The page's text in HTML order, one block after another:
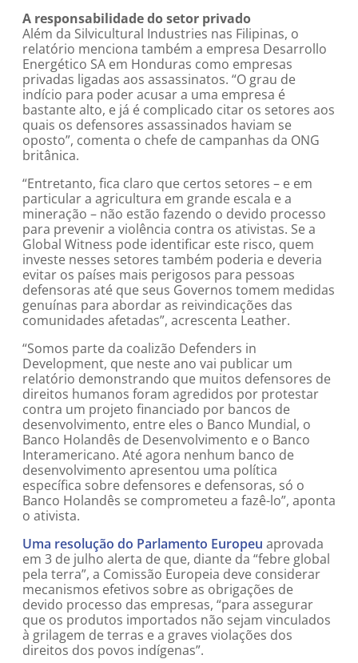
A responsabilidade do setor privado
Além da Silvicultural Industries nas Filipinas, o
relatório menciona também a empresa Desarrollo
Energético SA em Honduras como empresas
privadas ligadas aos assassinatos. “O grau de
indício para poder acusar a uma empresa é
bastante alto, e já é complicado citar os setores aos
quais os defensores assassinados haviam se
oposto”, comenta o chefe de campanhas da ONG
britânica.
“Entretanto, fica claro que certos setores – e em
particular a agricultura em grande escala e a
mineração – não estão fazendo o devido processo
para prevenir a violência contra os ativistas. Se a
Global Witness pode identificar este risco, quem
investe nesses setores também poderia e deveria
evitar os países mais perigosos para pessoas
defensoras até que seus Governos tomem medidas
genuínas para abordar as reivindicações das
comunidades afetadas”, acrescenta Leather.
“Somos parte da coalizão Defenders in
Development, que neste ano vai publicar um
relatório demonstrando que muitos defensores de
direitos humanos foram agredidos por protestar
contra um projeto financiado por bancos de
desenvolvimento, entre eles o Banco Mundial, o
Banco Holandês de Desenvolvimento e o Banco
Interamericano. Até agora nenhum banco de
desenvolvimento apresentou uma política
específica sobre defensores e defensoras, só o
Banco Holandês se comprometeu a fazê-lo”, aponta
o ativista.
Uma resolução do Parlamento Europeu aprovada
em 3 de julho alerta de que, diante da “febre global
pela terra”, a Comissão Europeia deve considerar
mecanismos efetivos sobre as obrigações de
devido processo das empresas, “para assegurar
que os produtos importados não sejam vinculados
à grilagem de terras e a graves violações dos
direitos dos povos indígenas”.